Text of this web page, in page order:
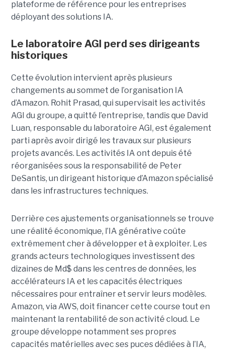
plateforme de référence pour les entreprises
déployant des solutions IA.
Le laboratoire AGI perd ses dirigeants
historiques
Cette évolution intervient après plusieurs
changements au sommet de l’organisation IA
d’Amazon. Rohit Prasad, qui supervisait les activités
AGI du groupe, a quitté l’entreprise, tandis que David
Luan, responsable du laboratoire AGI, est également
parti après avoir dirigé les travaux sur plusieurs
projets avancés. Les activités IA ont depuis été
réorganisées sous la responsabilité de Peter
DeSantis, un dirigeant historique d’Amazon spécialisé
dans les infrastructures techniques.
Derrière ces ajustements organisationnels se trouve
une réalité économique, l’IA générative coûte
extrêmement cher à développer et à exploiter. Les
grands acteurs technologiques investissent des
dizaines de Md$ dans les centres de données, les
accélérateurs IA et les capacités électriques
nécessaires pour entraîner et servir leurs modèles.
Amazon, via AWS, doit financer cette course tout en
maintenant la rentabilité de son activité cloud. Le
groupe développe notamment ses propres
capacités matérielles avec ses puces dédiées à l’IA,